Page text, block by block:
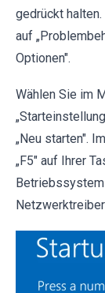
gedrückt
auf
Optionen".
Wählen Sie im
„Neu starten".
„F5" auf Ihrer